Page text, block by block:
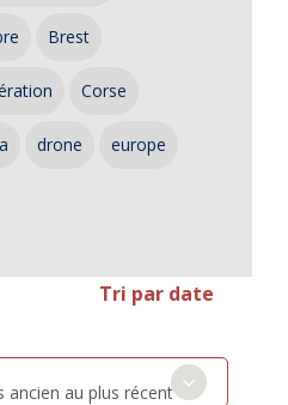
Brest
Corse
drone europe
Tri par date
ancien au plus récent